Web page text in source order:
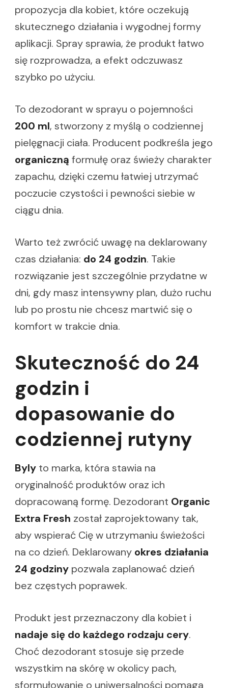
propozycja dla kobiet, które oczekują
skutecznego działania i wygodnej formy
aplikacji. Spray sprawia, że produkt łatwo
się rozprowadza, a efekt odczuwasz
szybko po użyciu.
To dezodorant w sprayu o pojemności
200 ml, stworzony z myślą o codziennej
pielęgnacji ciała. Producent podkreśla jego
organiczną formułę oraz świeży charakter
zapachu, dzięki czemu łatwiej utrzymać
poczucie czystości i pewności siebie w
ciągu dnia.
Warto też zwrócić uwagę na deklarowany
czas działania: do 24 godzin. Takie
rozwiązanie jest szczególnie przydatne w
dni, gdy masz intensywny plan, dużo ruchu
lub po prostu nie chcesz martwić się o
komfort w trakcie dnia.
Skuteczność do 24
godzin i
dopasowanie do
codziennej rutyny
Byly to marka, która stawia na
oryginalność produktów oraz ich
dopracowaną formę. Dezodorant Organic
Extra Fresh został zaprojektowany tak,
aby wspierać Cię w utrzymaniu świeżości
na co dzień. Deklarowany okres działania
24 godziny pozwala zaplanować dzień
bez częstych poprawek.
Produkt jest przeznaczony dla kobiet i
nadaje się do każdego rodzaju cery.
Choć dezodorant stosuje się przede
wszystkim na skórę w okolicy pach,
sformułowanie o uniwersalności pomaga